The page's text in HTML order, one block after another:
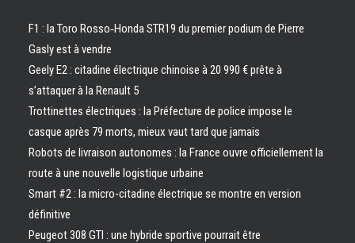
F1 : la Toro Rosso‑Honda STR19 du premier podium de Pierre
Gasly est à vendre
Geely E2 : citadine électrique chinoise à 20 990 € prête à
s’attaquer à la Renault 5
Trottinettes électriques : la Préfecture de police impose le
casque après 79 morts, mieux vaut tard que jamais
Robots de livraison autonomes : la France ouvre officiellement la
route à une nouvelle logistique urbaine
Smart #2 : la micro-citadine électrique se montre en version
définitive
Peugeot 308 GTI : une hybride sportive pourrait être